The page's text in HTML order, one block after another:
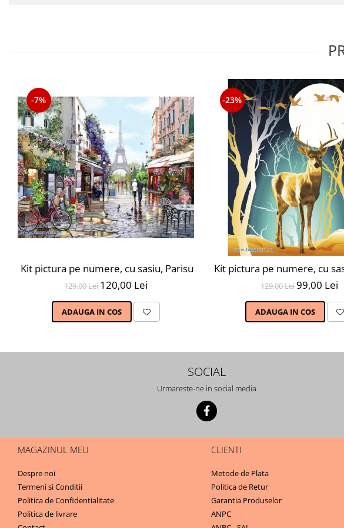
-7%
Kit pictura pe numere, cu sasiu, Parisul primavara, 40X50 cm, 30
129,00 Lei120,00 Lei
ADAUGA IN COS
-23%
Kit pictura pe numere, cu
129,00 Lei99,00 Lei
ADAUGA IN COS
SOCIAL
Urmareste-ne in social media
MAGAZINUL MEU
Despre noi
Termeni si Conditii
Politica de Confidentialitate
Politica de livrare
CLIENTI
Metode de Plata
Politica de Retur
Garantia Produselor
ANPC